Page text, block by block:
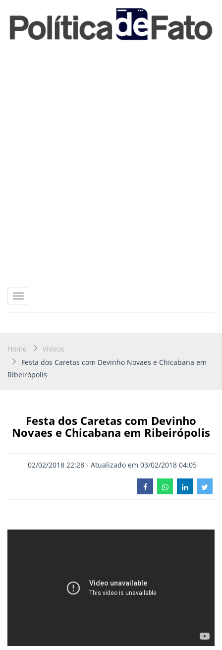
Toggle
navigation
Home
Vídeos
Festa dos Caretas com Devinho Novaes e Chicabana em
Ribeirópolis
Festa dos Caretas com Devinho
Novaes e Chicabana em Ribeirópolis
02/02/2018 22:28 - Atualizado em 03/02/2018 04:05